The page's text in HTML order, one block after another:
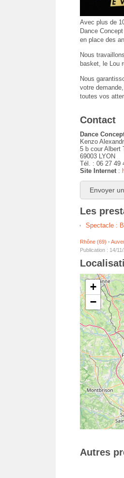
Avec plus de
Dance
en place des
Nous
basket, le Lou
Nous
votre
toutes vos
Contact
Dance
Kenzo
5 b cour Albert
69003 LYON
Tél. : 06 27 49
Site Internet:
Envoyer
Les
Spectacle :
Rhône (69) -
Publication : 14/
+
−
Autres